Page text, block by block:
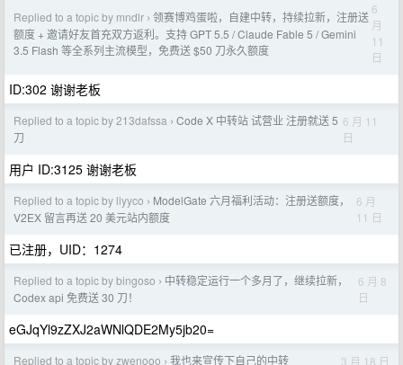
Replied to a topic by mndlr › 领赛博鸡蛋啦，自建中转，持续拉新，注册送
额度 + 邀请好友首充双方返利。支持 GPT 5.5 / Claude Fable 5 / Gemini
3.5 Flash 等全系列主流模型，免费送 $50 刀永久额度
6
月
11
日
ID:302 谢谢老板
Replied to a topic by 213dafssa › Code X 中转站 试营业 注册就送 5
刀
6 月 11
日
用户 ID:3125 谢谢老板
Replied to a topic by liyyco › ModelGate 六月福利活动：注册送额度，
V2EX 留言再送 20 美元站内额度
6 月
11 日
已注册，UID：1274
Replied to a topic by bingoso › 中转稳定运行一个多月了，继续拉新，
Codex api 免费送 30 刀！
6 月 8
日
eGJqYl9zZXJ2aWNlQDE2My5jb20=
Replied to a topic by zwenooo › 我也来宣传下自己的中转 3 月 18 日